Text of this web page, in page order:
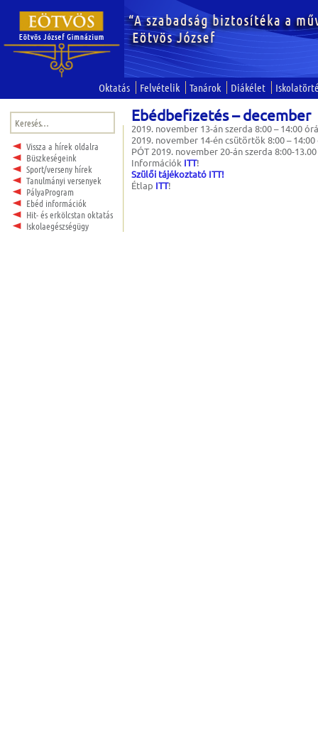
Oktatás Felvételik Tanárok Diákélet
Keresés:
Vissza a hírek oldalra
Büszkeségeink
Sport/verseny hírek
Tanulmányi versenyek
PályaProgram
Ebéd információk
Hit- és erkölcstan oktatás
Iskolaegészségügy
Ebédbefizetés – december
2019. november 13-án szerda 8:00 – 14:00
2019. november 14-én csütörtök 8:00 –
PÓT 2019. november 20-án szerda 8:00-
Információk ITT!
Szülői tájékoztató ITT!
Étlap ITT!